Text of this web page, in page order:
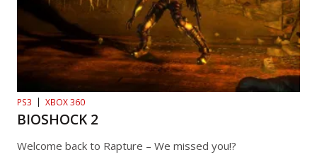
PS3 XBOX 360
BIOSHOCK 2
Welcome back to Rapture – We missed you!?